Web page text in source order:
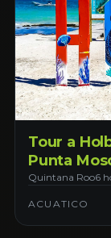
Tour a
Punta
Quintana Roo6
ACUATICO